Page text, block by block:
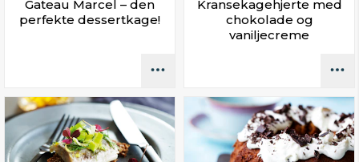
Gateau Marcel – den
perfekte dessertkage!
Kransekagehjerte med
chokolade og
vaniljecreme